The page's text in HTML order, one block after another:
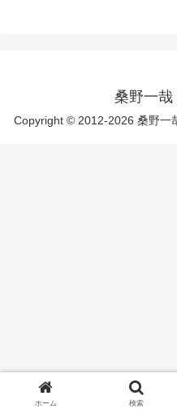
桑野一哉
Copyright © 2012-2026 桑野一
ホーム 検索